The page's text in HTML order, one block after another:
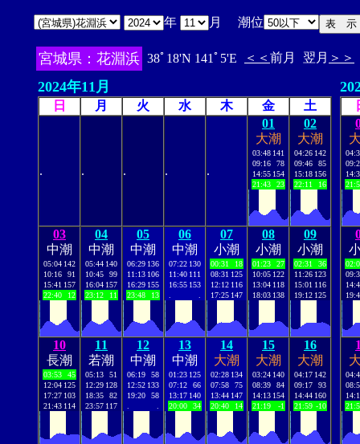
年 月 潮位
宮城県：花淵浜 38ﾟ18'N 141ﾟ5'E ＜＜ 前月 翌月 ＞＞
2024年11月
日 月 火 水 木 金 土
. . . . .
01
大潮
03:48 141
09:16
78
14:55 154
21:43
23
02
大潮
04:26 142
09:46
85
15:18 156
22:11
16
03
中潮
05:04 142
10:16
91
15:41 157
22:40
12
04
中潮
05:44 140
10:45
99
16:04 157
23:12
11
05
中潮
06:29 136
11:13 106
16:29 155
23:48
13
06
中潮
07:22 130
11:40 111
16:55 153
07
小潮
00:31
18
08:31 125
12:12 116
17:25 147
08
小潮
01:23
27
10:05 122
13:04 118
18:03 138
09
小潮
02:31
36
11:26 123
15:01 116
19:12 125
10
長潮
03:53
45
12:04 125
17:27 103
21:43 114
11
若潮
05:13
51
12:29 128
18:35
82
23:57 117
12
中潮
06:19
58
12:52 133
19:20
58
13
中潮
01:23 125
07:12
66
13:17 140
20:00
34
14
大潮
02:28 134
07:58
75
13:44 147
20:40
14
15
大潮
03:24 140
08:39
84
14:13 154
21:19
-1
16
大潮
04:17 142
09:17
93
14:44 160
21:59 -10